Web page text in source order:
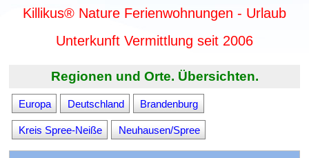
Killikus® Nature Ferienwohnungen - Urlaub
Unterkunft Vermittlung seit 2006
Regionen und Orte. Übersichten.
Europa Deutschland Brandenburg
Kreis Spree-Neiße Neuhausen/Spree